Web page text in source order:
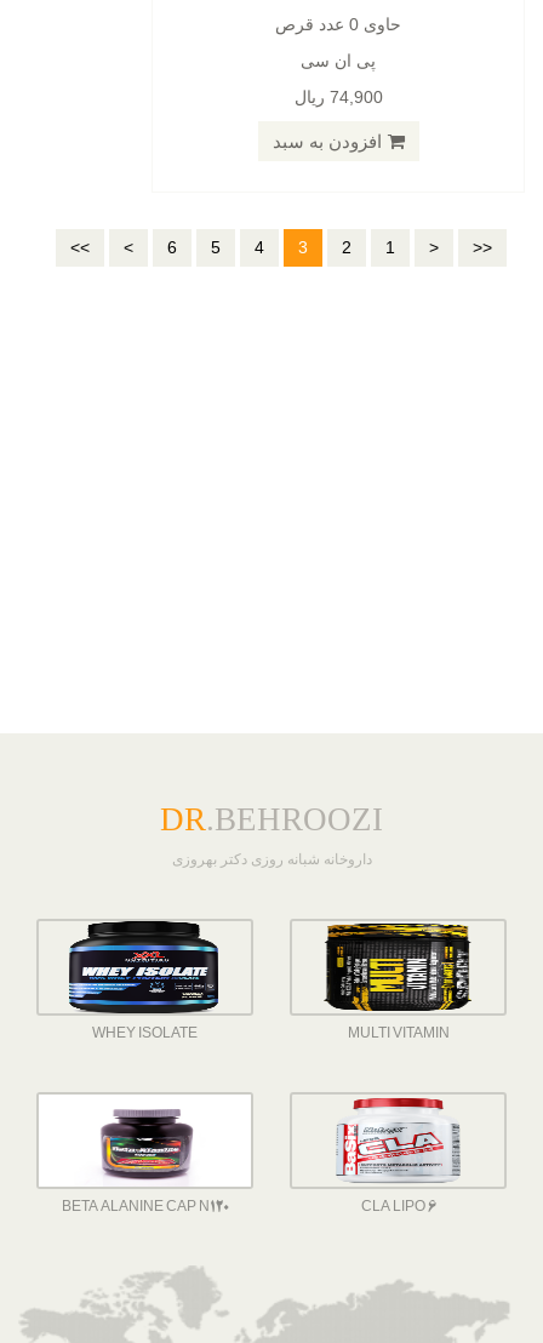
حاوی 0 عدد قرص
پی ان سی
74,900 ریال
افزودن به سبد
<<
<
1
2
3
4
5
6
>
>>
DR.BEHROOZI
داروخانه شبانه روزی دکتر بهروزی
MULTI VITAMIN
WHEY ISOLATE
CLA LIPO 6
BETA ALANINE CAP N120